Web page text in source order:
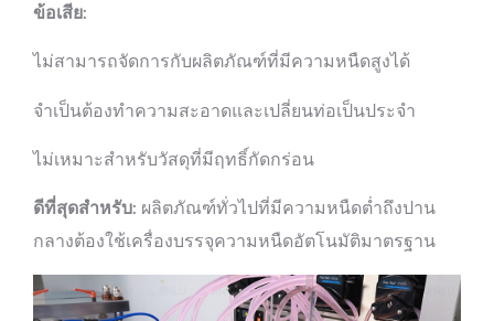
ข้อเสีย:
ไม่สามารถจัดการกับผลิตภัณฑ์ที่มีความหนืดสูงได้
จำเป็นต้องทำความสะอาดและเปลี่ยนท่อเป็นประจำ
ไม่เหมาะสำหรับวัสดุที่มีฤทธิ์กัดกร่อน
ดีที่สุดสำหรับ: ผลิตภัณฑ์ทั่วไปที่มีความหนืดต่ำถึงปาน
กลางต้องใช้เครื่องบรรจุความหนืดอัตโนมัติมาตรฐาน